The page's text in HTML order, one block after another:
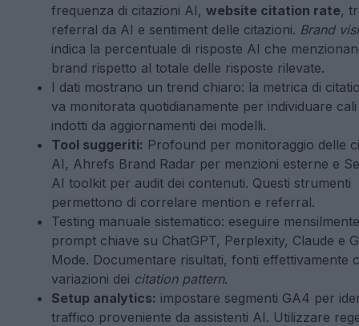
frequenza di citazioni AI, website citation rate,
referral da AI e sentiment delle citazioni. Brand
indica la percentuale di risposte AI che
brand rispetto al totale delle risposte rilevate.
I dati mostrano un trend chiaro: la metrica di
va monitorata quotidianamente per individuare
indotti da aggiornamenti dei modelli.
Tool suggeriti: Profound per monitoraggio delle
AI, Ahrefs Brand Radar per menzioni esterne e
AI toolkit per audit dei contenuti. Questi strumenti
permettono di correlare mention e referral.
Testing manuale sistematico: eseguire
prompt chiave su ChatGPT, Perplexity, Claude e
Mode. Documentare risultati, fonti effettivamente
variazioni dei citation pattern.
Setup analytics: impostare segmenti GA4 per
traffico proveniente da assistenti AI. Utilizzare